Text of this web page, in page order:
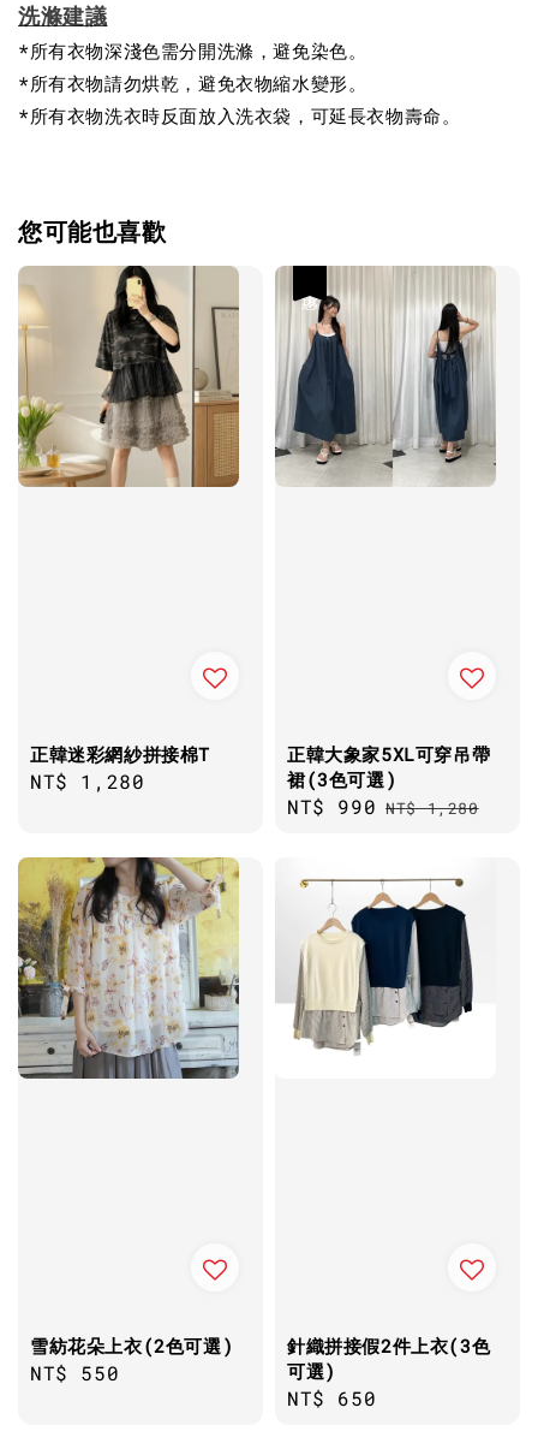
洗滌建議
*所有衣物深淺色需分開洗滌，避免染色。
*所有衣物請勿烘乾，避免衣物縮水變形。
*所有衣物洗衣時反面放入洗衣袋，可延長衣物壽命。
您可能也喜歡
正韓迷彩網紗拼接棉T
Regular
NT$ 1,280
正韓大象家5XL可穿吊帶
裙(3色可選)
Sale
NT$ 990 Regular
NT$ 1,280
雪紡花朵上衣(2色可選)
Regular
NT$ 550
針織拼接假2件上衣(3色
可選)
Regular
NT$ 650